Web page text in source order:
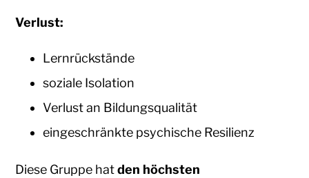
Verlust:
Lernrückstände
soziale Isolation
Verlust an Bildungsqualität
eingeschränkte psychische Resilienz
Diese Gruppe hatden höchsten